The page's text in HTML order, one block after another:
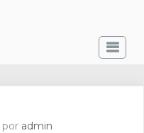
por admin